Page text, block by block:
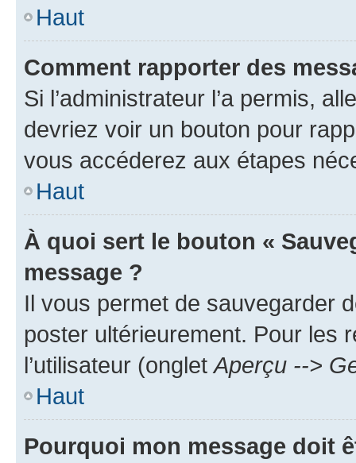
Haut
Comment rapporter des
Si l’administrateur l’a permis,
devriez voir un bouton pour
vous accéderez aux étapes
Haut
À quoi sert le bouton «
message ?
Il vous permet de sauvegarder
poster ultérieurement. Pour les
l’utilisateur (ongletAperçu -->
Haut
Pourquoi mon message doit